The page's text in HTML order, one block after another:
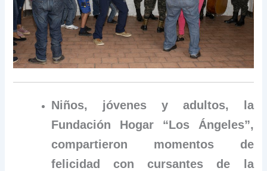
Niños, jóvenes y adultos, la
Fundación Hogar “Los Ángeles”,
compartieron momentos de
felicidad con cursantes de la